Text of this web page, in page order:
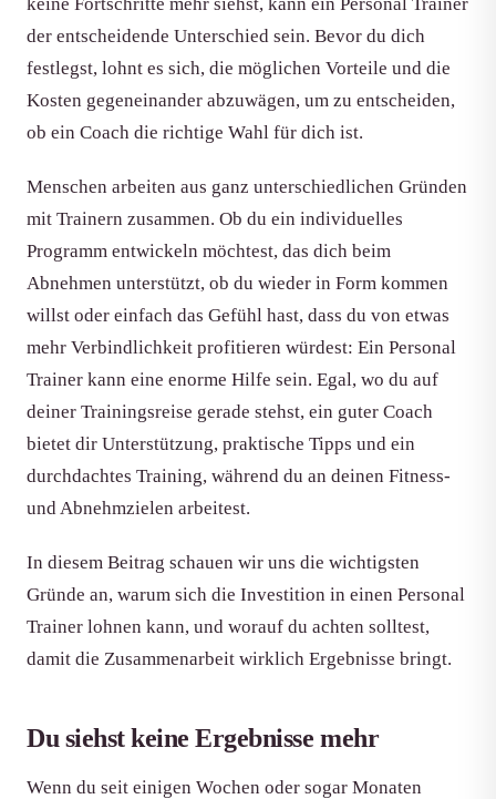
der entscheidende Unterschied sein. Bevor du dich
festlegst, lohnt es sich, die möglichen Vorteile und die
Kosten gegeneinander abzuwägen, um zu entscheiden,
ob ein Coach die richtige Wahl für dich ist.
Menschen arbeiten aus ganz unterschiedlichen Gründen
mit Trainern zusammen. Ob du ein individuelles
Programm entwickeln möchtest, das dich beim
Abnehmen unterstützt, ob du wieder in Form kommen
willst oder einfach das Gefühl hast, dass du von etwas
mehr Verbindlichkeit profitieren würdest: Ein Personal
Trainer kann eine enorme Hilfe sein. Egal, wo du auf
deiner Trainingsreise gerade stehst, ein guter Coach
bietet dir Unterstützung, praktische Tipps und ein
durchdachtes Training, während du an deinen Fitness-
und Abnehmzielen arbeitest.
In diesem Beitrag schauen wir uns die wichtigsten
Gründe an, warum sich die Investition in einen Personal
Trainer lohnen kann, und worauf du achten solltest,
damit die Zusammenarbeit wirklich Ergebnisse bringt.
Du siehst keine Ergebnisse mehr
Wenn du seit einigen Wochen oder sogar Monaten